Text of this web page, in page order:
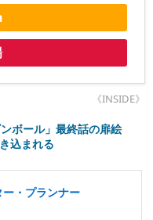
《INSIDE》
ボール」最終話の扉絵
込まれる
・プランナー